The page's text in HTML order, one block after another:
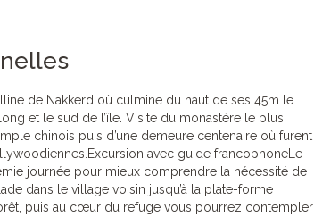
de Nakkerd où culmine du haut de ses 45m le
et le sud de l’île. Visite du monastère le plus
chinois puis d’une demeure centenaire où furent
avec guide francophoneLe
journée pour mieux comprendre la nécessité de
dans le village voisin jusqu’à la plate-forme
puis au cœur du refuge vous pourrez contempler